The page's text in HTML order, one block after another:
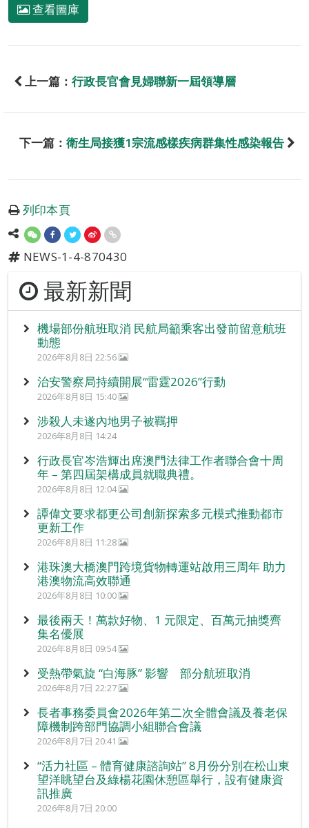
查看圖庫
上一篇： 行政長官會見婦聯新一屆領導層
下一篇： 衛生局接獲1宗流感樣疾病群集性感染報告
列印本頁
NEWS-1-4-870430
最新新聞
機場部份航班取消 民航局籲乘客出發前留意航班
動態
2026年8月8日 22:56
治安警察局持續開展“雷霆2026”行動
2026年8月8日 15:40
涉殺人未遂內地男子被羈押
2026年8月8日 14:24
行政長官岑浩輝出席澳門法律工作者聯合會十周
年 – 第四屆架構成員就職典禮。
2026年8月8日 12:04
譚偉文要求都更公司創新探索多元模式推動都市
更新工作
2026年8月8日 11:28
港珠澳大橋澳門跨境貨物轉運站啟用三周年 助力
港澳物流高效聯通
2026年8月8日 10:00
最後兩天！萬款好物、1 元限定、百萬元抽獎齊
集名優展
2026年8月8日 09:54
受熱帶氣旋 “白海豚” 影響 部分航班取消
2026年8月7日 22:27
長者事務委員會2026年第二次全體會議及養老保
障機制跨部門協調小組聯合會議
2026年8月7日 20:41
“活力社區 – 體育健康諮詢站” 8月份分別在松山東
望洋眺望台及綠楊花園休憩區舉行，設有健康資
訊推廣
2026年8月7日 20:00